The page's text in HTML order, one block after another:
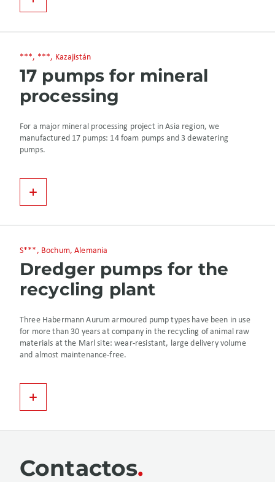
***, ***, Kazajistán
17 pumps for mineral
processing
For a major mineral processing project in Asia region, we
manufactured 17 pumps: 14 foam pumps and 3 dewatering
pumps.
S***, Bochum, Alemania
Dredger pumps for the
recycling plant
Three Habermann Aurum armoured pump types have been in use
for more than 30 years at company in the recycling of animal raw
materials at the Marl site: wear-resistant, large delivery volume
and almost maintenance-free.
Contactos